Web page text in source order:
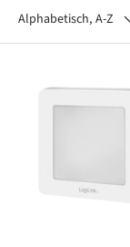
Alphabetisch, A-Z